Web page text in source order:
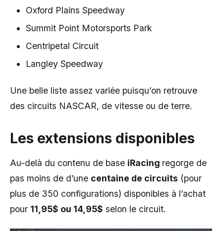
Oxford Plains Speedway
Summit Point Motorsports Park
Centripetal Circuit
Langley Speedway
Une belle liste assez variée puisqu’on retrouve
des circuits NASCAR, de vitesse ou de terre.
Les extensions disponibles
Au-delà du contenu de base iRacing regorge de
pas moins de d’une centaine de circuits (pour
plus de 350 configurations) disponibles à l’achat
pour 11,95$ ou 14,95$ selon le circuit.